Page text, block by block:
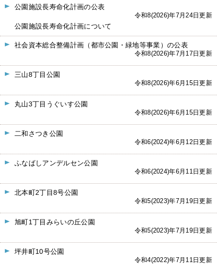
公園施設長寿命化計画の公表
令和8(2026)年7月24日更新
公園施設長寿命化計画について
社会資本総合整備計画（都市公園・緑地等事業）の公表
令和8(2026)年7月17日更新
三山8丁目公園
令和8(2026)年6月15日更新
丸山3丁目うぐいす公園
令和8(2026)年6月15日更新
二和さつき公園
令和6(2024)年6月12日更新
ふなばしアンデルセン公園
令和6(2024)年6月11日更新
北本町2丁目8号公園
令和5(2023)年7月19日更新
旭町1丁目みらいの丘公園
令和5(2023)年7月19日更新
坪井町10号公園
令和4(2022)年7月11日更新